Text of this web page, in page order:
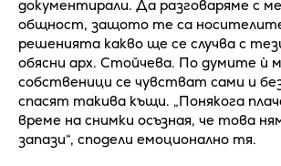
документирали. Да разговаряме с
общност, защото те са
решенията какво ще се случва с
обясни арх. Стойчева. По думите ѝ
собственици се чувстват сами и
спасят такива къщи. „Понякога
време на снимки осъзная, че това
запази“, сподели емоционално тя.